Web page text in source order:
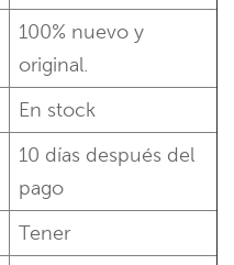
100% nuevo y
original.
En stock
10 días después del
pago
Tener